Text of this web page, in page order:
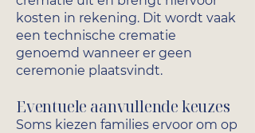
kosten in rekening. Dit wordt vaak
een technische crematie
genoemd wanneer er geen
ceremonie plaatsvindt.
Eventuele aanvullende keuzes
Soms kiezen families ervoor om op